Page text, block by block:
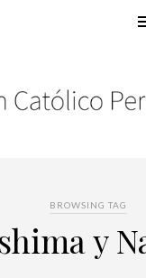
BROWSING TAG
y